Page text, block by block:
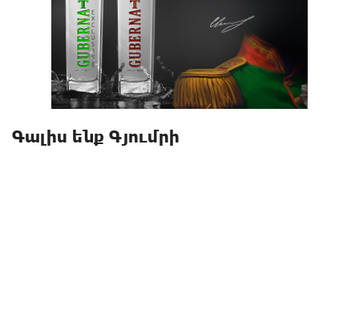
Գալիս ենք Գյումրի